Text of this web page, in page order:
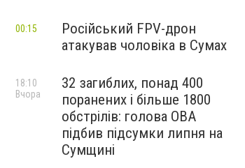
Російський FPV-дрон
атакував чоловіка в Сумах
00:15
32 загиблих, понад 400
поранених і більше 1800
обстрілів: голова ОВА
підбив підсумки липня на
Сумщині
18:10
Вчора